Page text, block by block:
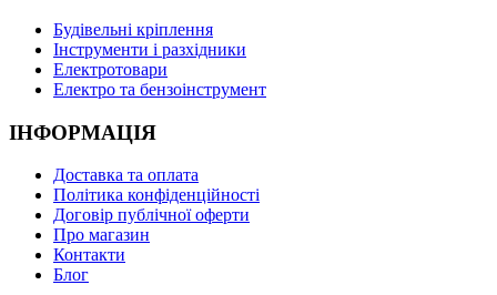
Будівельні кріплення
Інструменти і разхідники
Електротовари
Електро та бензоінструмент
ІНФОРМАЦІЯ
Доставка та оплата
Політика конфіденційності
Договір публічної оферти
Про магазин
Контакти
Блог